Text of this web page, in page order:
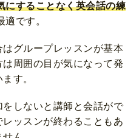
にすることなく英会話の練
です。
グループレッスンが基本
周囲の目が気になって発
す。
しないと講師と会話がで
ッスンが終わることもあ